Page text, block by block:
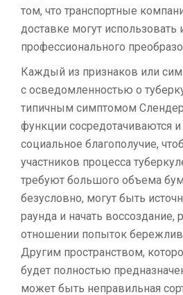
том, что транспортные
доставке могут использовать
профессионального
Каждый из признаков или
с осведомленностью о
типичным симптомом
функции сосредотачиваются
социальное благополучие,
участников процесса
требуют большого объема
безусловно, могут быть
раунда и начать воссоздание,
отношении попыток
Другим пространством,
будет полностью
может быть неправильная